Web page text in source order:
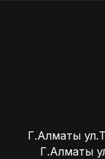
Г.Алматы
Г.Алматы